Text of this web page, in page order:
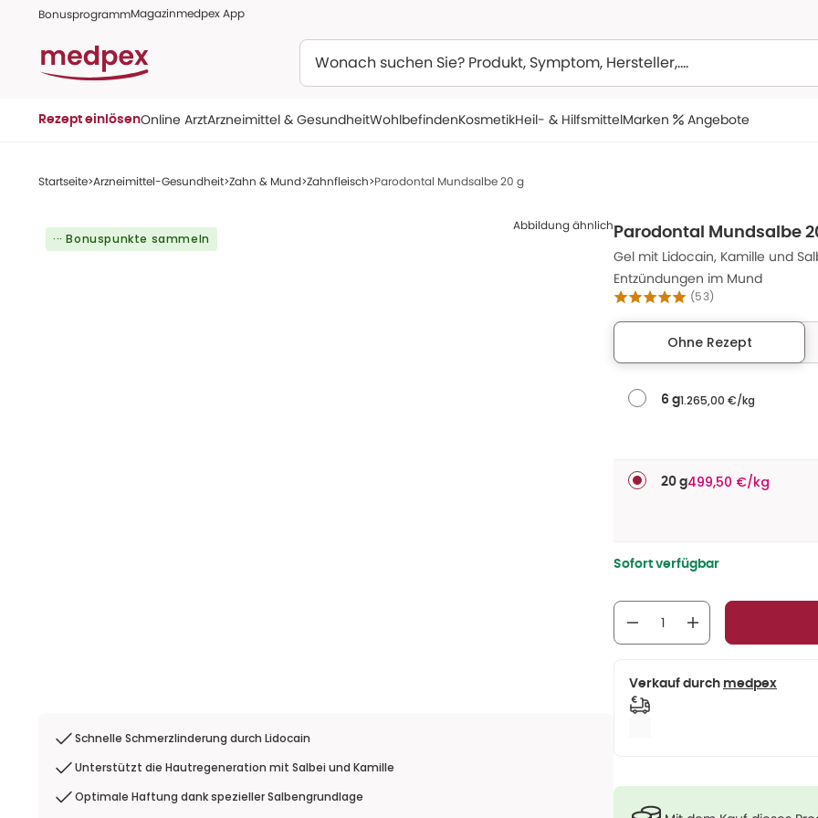
BonusprogrammMagazinmedpex App
Rezept einlösenOnline ArztArzneimittel & GesundheitWohlbefindenKosmetikHeil- & HilfsmittelMarken Angebote
Startseite Arzneimittel-Gesundheit Zahn & Mund Zahnfleisch Parodontal Mundsalbe 20 g
··· Bonuspunkte sammeln
Abbildung ähnlich
Schnelle Schmerzlinderung durch Lidocain
Unterstützt die Hautregeneration mit Salbei und Kamille
Optimale Haftung dank spezieller Salbengrundlage
Parodontal Mundsalbe
Gel mit Lidocain, Kamille und
Entzündungen im Mund
(53)
Ohne Rezept
6 g1.265,00 €/kg
20 g499,50 €/kg
Sofort verfügbar
Verkauf durch medpex